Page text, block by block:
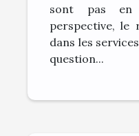
sont pas en
perspective, le
dans les
question...